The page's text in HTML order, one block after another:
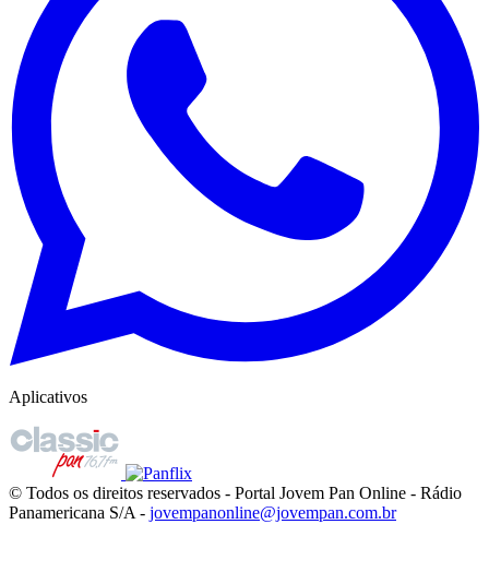
Aplicativos
© Todos os direitos reservados - Portal Jovem Pan Online - Rádio
Panamericana S/A - jovempanonline@jovempan.com.br